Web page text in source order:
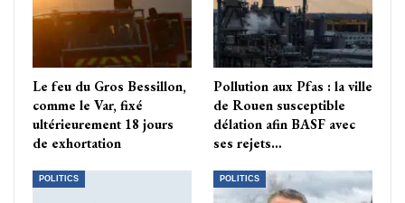
Le feu du Gros Bessillon,
comme le Var, fixé
ultérieurement 18 jours
de exhortation
Pollution aux Pfas : la ville
de Rouen susceptible
délation afin BASF avec
ses rejets…
POLITICS POLITICS